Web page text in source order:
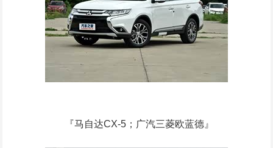
『马自达CX-5；广汽三菱欧蓝德』